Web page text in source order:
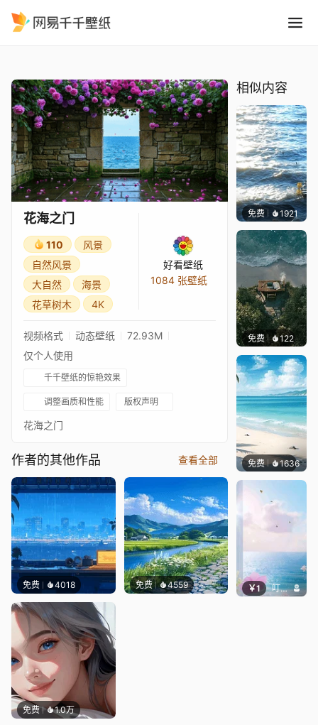
花海之门
110
风景
自然风景
大自然
海景
花草树木
4K
好看壁纸
1084 张壁纸
视频格式 动态壁纸
72.93M
仅个人使用
千千壁纸的惊艳效果
调整画质和性能 版权声明
花海之门
作者的其他作品 查看全部
免费 4018 免费 4559
免费 1.0万
相似内容
免费 1921
千千壁纸
等作者
免费 122辰东
免费 1636好看
￥1 叮叮当当